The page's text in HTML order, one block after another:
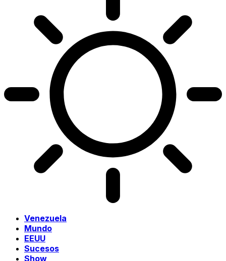
Venezuela
Mundo
EEUU
Sucesos
Show